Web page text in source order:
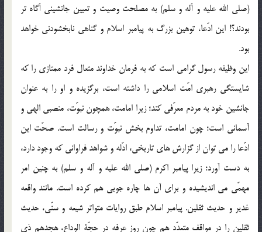
(صلی الله علیه و آله و سلم) به مصلحت وصیت و تعیین جانشینی آگاه تر
بودند؟! این ادّعا، توهین بزرگ به پیامبر اسلام و گناهی نابخشودنی خواهد
بود.
این وظیفه رسول گرامی است که به فرمان خداوند متعال فرد ممتازی را که
شایستگی رهبری امّت اسلامی را داشته است، برگزیده و او را به عنوان
جانشین خود به مردم معرّفی کند؛ زیرا امامت، همچون نبوّت، منصبی الهی و
آسمانی است؛ چون امامت، تداوم بخش نبوّت و رسالت است. صحّت این
ادّعا را می توان از گزارش های تاریخی، ادّله و شواهد فراوانی که وجود دارد،
به دست آورد؛ زیرا پیامبر اکرم (صلی الله علیه و آله و سلم) به چنین امر
مهمّی می اندیشیده و برای آن ها چاره جویی هم کرده است. مانند واقعه
غدیر و حدیث ثقلین. پیامبر اسلام طبق روایات متواتر شیعه و سنّی، حدیث
ثقلین را در مواقف متعدّد هم چون روز عرفه در حجّة الوداع، هجدهم ذی